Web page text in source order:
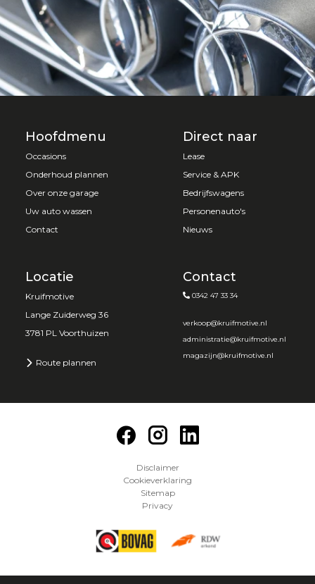
Hoofdmenu
Occasions
Onderhoud plannen
Over onze garage
Uw auto wassen
Contact
Direct naar
Lease
Service & APK
Bedrijfswagens
Personenauto's
Nieuws
Locatie
Kruifmotive
Lange Zuiderweg 36
3781 PL Voorthuizen
Route plannen
Contact
0342 47 33 34
verkoop@kruifmotive.nl
administratie@kruifmotive.nl
magazijn@kruifmotive.nl
Disclaimer
Cookieverklaring
Sitemap
Privacy